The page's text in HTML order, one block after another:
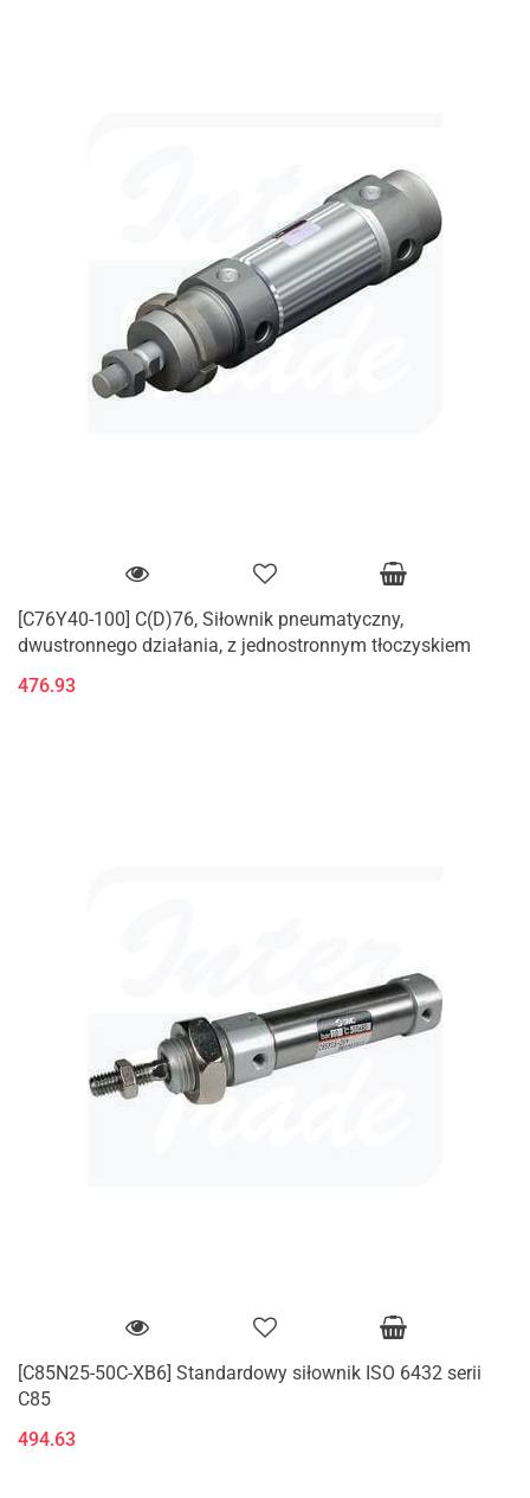
[C76Y40-100] C(D)76, Siłownik pneumatyczny,
dwustronnego działania, z jednostronnym tłoczyskiem
476.93
[C85N25-50C-XB6] Standardowy siłownik ISO 6432 serii
C85
494.63